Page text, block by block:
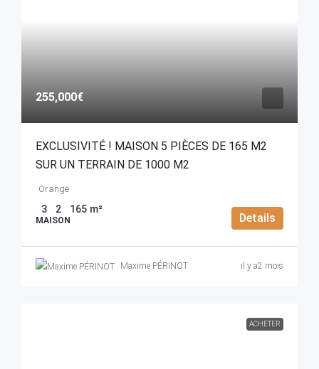
255,000€
EXCLUSIVITÉ ! MAISON 5 PIÈCES DE 165 M2
SUR UN TERRAIN DE 1000 M2
Orange
3 2 165 m²
MAISON Details
Maxime PÉRINOT il y a2 mois
ACHETER